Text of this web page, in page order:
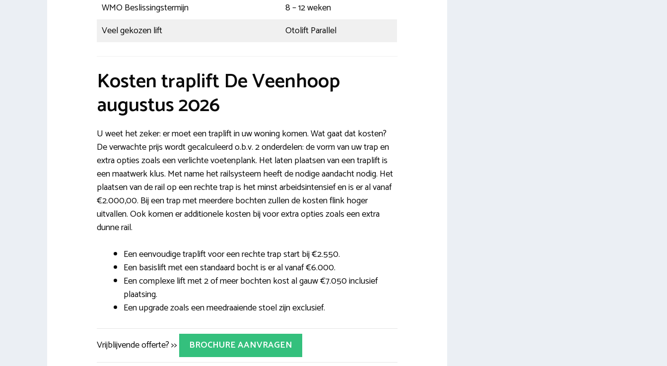
WMO Beslissingstermijn
8 – 12 weken
Veel gekozen lift
Otolift Parallel
Kosten traplift De Veenhoop
augustus 2026
U weet het zeker: er moet een traplift in uw woning komen. Wat gaat dat kosten?
De verwachte prijs wordt gecalculeerd o.b.v. 2 onderdelen: de vorm van uw trap en
extra opties zoals een verlichte voetenplank. Het laten plaatsen van een traplift is
een maatwerk klus. Met name het railsysteem heeft de nodige aandacht nodig. Het
plaatsen van de rail op een rechte trap is het minst arbeidsintensief en is er al vanaf
€2.000,00. Bij een trap met meerdere bochten zullen de kosten flink hoger
uitvallen. Ook komen er additionele kosten bij voor extra opties zoals een extra
dunne rail.
Een eenvoudige traplift voor een rechte trap start bij €2.550.
Een basislift met een standaard bocht is er al vanaf €6.000.
Een complexe lift met 2 of meer bochten kost al gauw €7.050 inclusief
plaatsing.
Een upgrade zoals een meedraaiende stoel zijn exclusief.
Vrijblijvende offerte? >>
BROCHURE AANVRAGEN